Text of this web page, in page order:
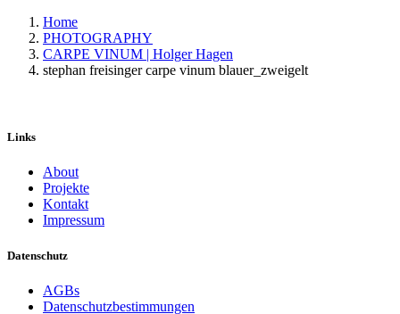
Home
PHOTOGRAPHY
CARPE VINUM | Holger Hagen
stephan freisinger carpe vinum blauer_zweigelt
Links
About
Projekte
Kontakt
Impressum
Datenschutz
AGBs
Datenschutzbestimmungen